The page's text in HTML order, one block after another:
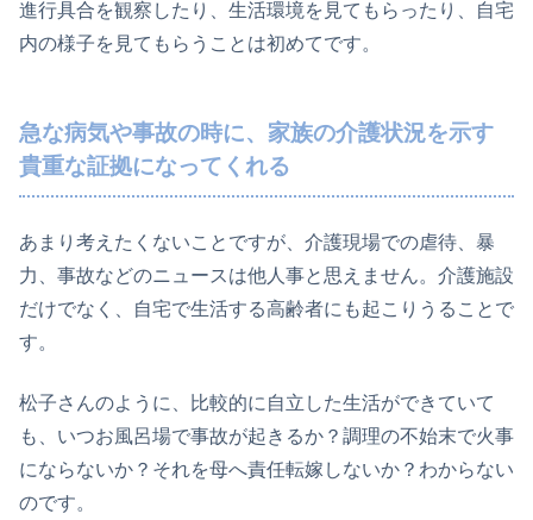
進行具合を観察したり、生活環境を見てもらったり、自宅
内の様子を見てもらうことは初めてです。
急な病気や事故の時に、家族の介護状況を示す
貴重な証拠になってくれる
あまり考えたくないことですが、介護現場での虐待、暴
力、事故などのニュースは他人事と思えません。介護施設
だけでなく、自宅で生活する高齢者にも起こりうることで
す。
松子さんのように、比較的に自立した生活ができていて
も、いつお風呂場で事故が起きるか？調理の不始末で火事
にならないか？それを母へ責任転嫁しないか？わからない
のです。